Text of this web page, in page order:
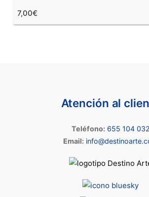
7,00€
Atención al
Teléfono: 655 104 032
Email: